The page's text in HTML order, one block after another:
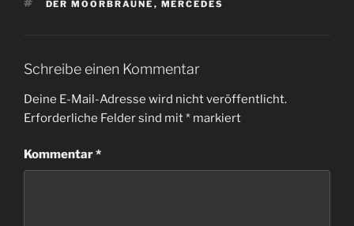
SCHLAGWÖRTER
DER MOORBRAUNE , MERCEDES
Schreibe einen Kommentar
Deine E-Mail-Adresse wird nicht veröffentlicht.
Erforderliche Felder sind mit* markiert
Kommentar*